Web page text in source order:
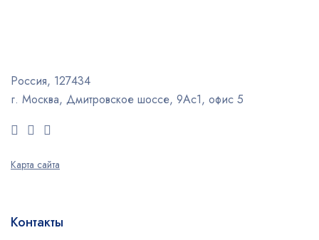
Россия, 127434
г. Москва, Дмитровское шоссе, 9Ас1, офис 5
Карта сайта
Контакты